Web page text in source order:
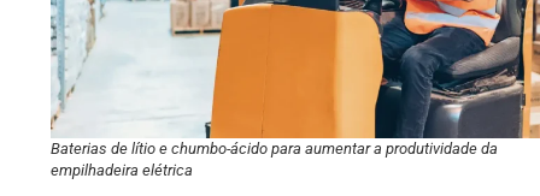
Baterias de lítio e chumbo-ácido para aumentar a produtividade da
empilhadeira elétrica